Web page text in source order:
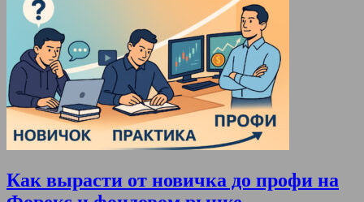
Как вырасти от новичка до профи на